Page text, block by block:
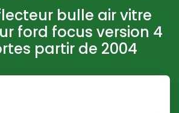
bulle air vitre
ford focus version 4
partir de 2004